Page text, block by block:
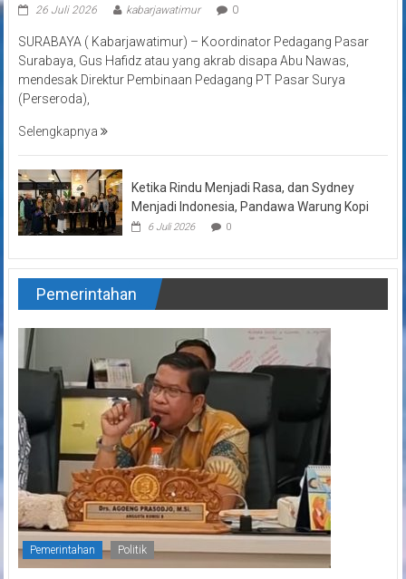
26 Juli 2026 kabarjawatimur 0
SURABAYA ( Kabarjawatimur) – Koordinator Pedagang Pasar
Surabaya, Gus Hafidz atau yang akrab disapa Abu Nawas,
mendesak Direktur Pembinaan Pedagang PT Pasar Surya
(Perseroda),
Selengkapnya
Ketika Rindu Menjadi Rasa, dan Sydney
Menjadi Indonesia, Pandawa Warung Kopi
6 Juli 2026 0
Pemerintahan
Pemerintahan Politik